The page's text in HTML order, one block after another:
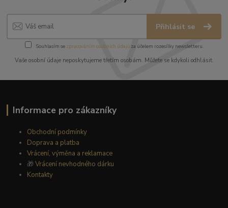
Přihlásit se
Souhlasím se zpracováním osobních údajůza účelem rozesílky newsletteru.
Vaše osobní údaje neposkytujeme třetím osobám. Můžete se kdykoli odhlásit.
Informace pro zákazníky
Obchodní podmínky
Doprava a platba
Vrácení, výměna a reklamace
🎁Vrácení nevhodného dárku
Kontakty